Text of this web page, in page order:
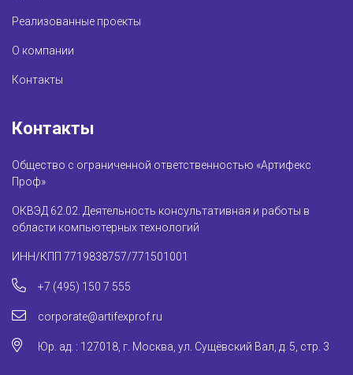
Реализованные проекты
О компании
Контакты
Контакты
Общество с ограниченной ответственностью «Артифекс
Проф»
ОКВЭД 62.02. Деятельность консультативная и работы в
области компьютерных технологий
ИНН/КПП 7719838757/771501001
+7 (495) 150 7 555
corporate@artifexprof.ru
Юр. ад. : 127018, г. Москва, ул. Сущёвский Вал, д. 5, стр. 3